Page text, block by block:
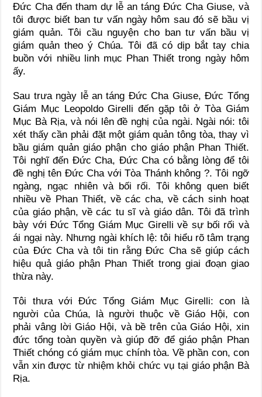
Đức Cha đến tham dự lễ an táng Đức Cha Giuse, và
tôi được biết ban tư vấn ngày hôm sau đó sẽ bầu vị
giám quản. Tôi cầu nguyện cho ban tư vấn bầu vị
giám quản theo ý Chúa. Tôi đã có dịp bắt tay chia
buồn với nhiều linh mục Phan Thiết trong ngày hôm
ấy.
Sau trưa ngày lễ an táng Đức Cha Giuse, Đức Tổng
Giám Mục Leopoldo Girelli đến gặp tôi ở Tòa Giám
Mục Bà Rịa, và nói lên đề nghị của ngài. Ngài nói: tôi
xét thấy cần phải đặt một giám quản tông tòa, thay vì
bầu giám quản giáo phận cho giáo phận Phan Thiết.
Tôi nghĩ đến Đức Cha, Đức Cha có bằng lòng để tôi
đề nghị tên Đức Cha với Tòa Thánh không ?. Tôi ngỡ
ngàng, ngạc nhiên và bối rối. Tôi không quen biết
nhiều về Phan Thiết, về các cha, về cách sinh hoạt
của giáo phận, về các tu sĩ và giáo dân. Tôi đã trình
bày với Đức Tổng Giám Mục Girelli về sự bối rối và
ái ngại này. Nhưng ngài khích lệ: tôi hiểu rõ tâm trạng
của Đức Cha và tôi tin rằng Đức Cha sẽ giúp cách
hiệu quả giáo phận Phan Thiết trong giai đoạn giao
thừa này.
Tôi thưa với Đức Tổng Giám Mục Girelli: con là
người của Chúa, là người thuộc về Giáo Hội, con
phải vâng lời Giáo Hội, và bề trên của Giáo Hội, xin
đức tổng toàn quyền và giúp đỡ để giáo phận Phan
Thiết chóng có giám mục chính tòa. Về phần con, con
vẫn xin được từ nhiệm khỏi chức vụ tại giáo phận Bà
Rịa.